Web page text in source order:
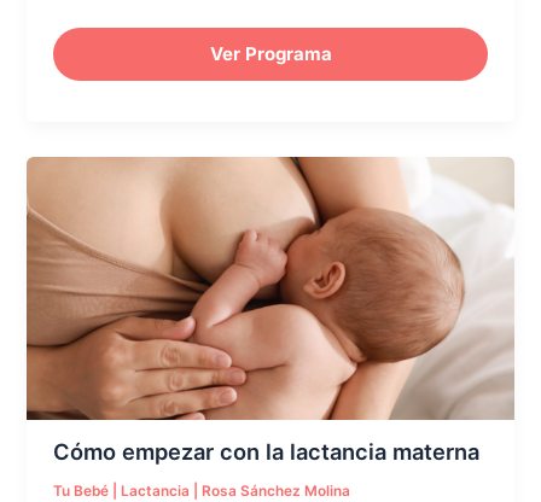
Ver Programa
Cómo empezar con la lactancia materna
Tu Bebé Lactancia Rosa Sánchez Molina
con
la
lactancia
materna